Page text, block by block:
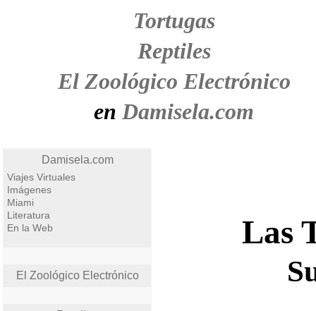
Tortugas
Reptiles
El Zoológico Electrónico
en Damisela.com
Damisela.com
Viajes Virtuales
Imágenes
Miami
Literatura
En la Web
El Zoológico Electrónico
Las